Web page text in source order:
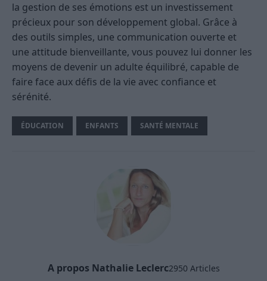
la gestion de ses émotions est un investissement
précieux pour son développement global. Grâce à
des outils simples, une communication ouverte et
une attitude bienveillante, vous pouvez lui donner les
moyens de devenir un adulte équilibré, capable de
faire face aux défis de la vie avec confiance et
sérénité.
ÉDUCATION ENFANTS SANTÉ MENTALE
A propos Nathalie Leclerc2950 Articles